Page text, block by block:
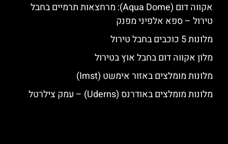
אקווה דום (Aqua Dome): מרחצאות תרמיים בחבל
טירול – ספא אלפיני מפנק
מלונות 5 כוכבים בחבל טירול
מלון אקווה דום בחבל אוץ בטירול
מלונות מומלצים באזור אימשט (Imst)
מלונות מומלצים באודרנס (Uderns) – עמק צילרטל